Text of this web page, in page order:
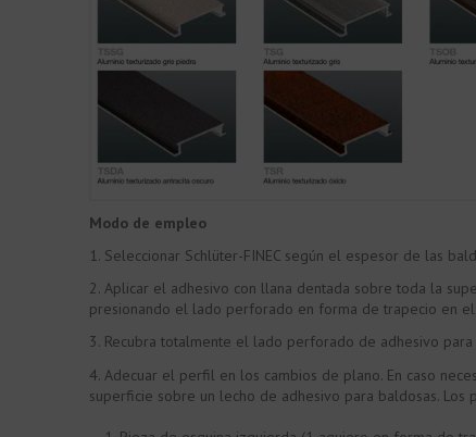
Modo de empleo
1. Seleccionar Schlüter-FINEC según el espesor de las
2. Aplicar el adhesivo con llana dentada sobre toda la
presionando el lado perforado en forma de trapecio en
3. Recubra totalmente el lado perforado de adhesivo
4. Adecuar el perfil en los cambios de plano. En caso
superficie sobre un lecho de adhesivo para baldosas.